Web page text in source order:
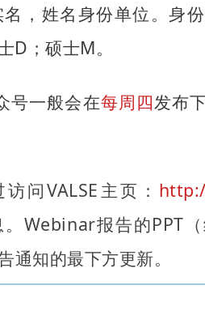
，姓名身份单位。身
D；硕士M。
号一般会在每周四发布
问VALSE主页：
Webinar报告的PPT
通知的最下方更新。